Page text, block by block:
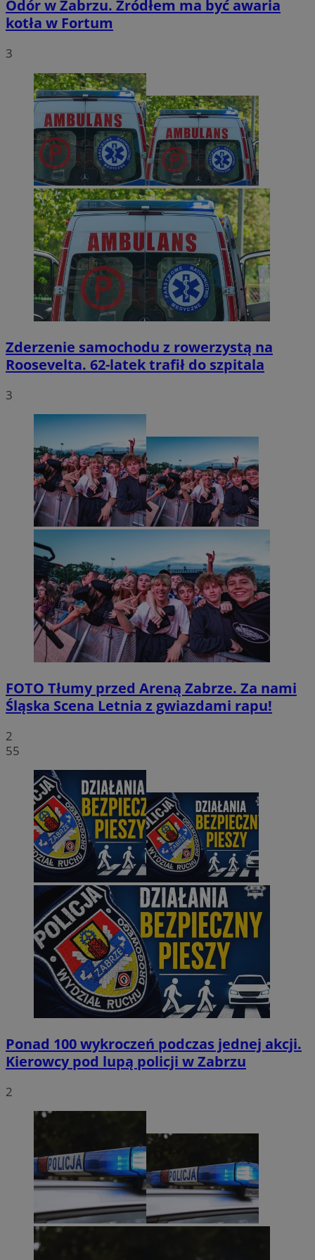
Odór w Zabrzu. Źródłem ma być awaria
kotła w Fortum
3
Zderzenie samochodu z rowerzystą na
Roosevelta. 62-latek trafił do szpitala
3
FOTO Tłumy przed Areną Zabrze. Za nami
Śląska Scena Letnia z gwiazdami rapu!
2
55
Ponad 100 wykroczeń podczas jednej akcji.
Kierowcy pod lupą policji w Zabrzu
2